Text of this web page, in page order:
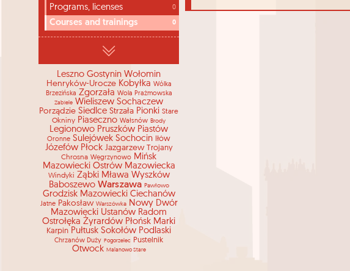
Programs, licenses 0
Courses and trainings 0
Leszno Gostynin Wołomin
Henryków-Urocze Kobyłka Wólka
Brzezińska Zgorzała Wola Prażmowska
Zabiele Wieliszew Sochaczew
Porządzie Siedlce Strzała Pionki Stare
Okniny Piaseczno Wałsnów Brody
Legionowo Pruszków Piastów
Oronne Sulejówek Sochocin Iłów
Józefów Płock Jazgarzew Trojany
Chrosna Węgrzynowo Mińsk
Mazowiecki Ostrów Mazowiecka
Windyki Ząbki Mława Wyszków
Baboszewo Warszawa Pawłowo
Grodzisk Mazowiecki Ciechanów
Jatne Pakosław Warszówka Nowy Dwór
Mazowiecki Ustanów Radom
Ostrołęka Żyrardów Płońsk Marki
Karpin Pułtusk Sokołów Podlaski
Chrzanów Duży Pogorzelec Pustelnik
Otwock Malanowo Stare